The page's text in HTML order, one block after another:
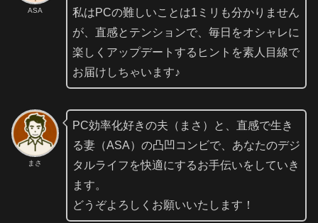
ASA
私はPCの難しいことは1ミリも分かりません
が、直感とテンションで、毎日をオシャレに
楽しくアップデートするヒントを素人目線で
お届けしちゃいます♪
まさ
PC効率化好きの夫（まさ）と、直感で生き
る妻（ASA）の凸凹コンビで、あなたのデジ
タルライフを快適にするお手伝いをしていき
ます。
どうぞよろしくお願いいたします！